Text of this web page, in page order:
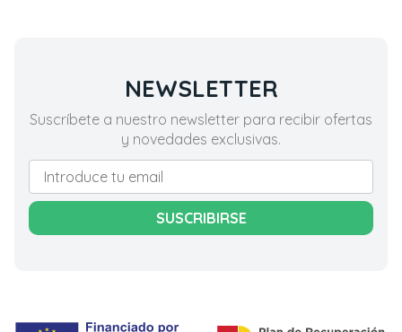
NEWSLETTER
Suscríbete a nuestro newsletter para recibir ofertas
y novedades exclusivas.
SUSCRIBIRSE